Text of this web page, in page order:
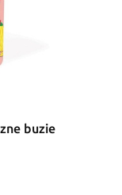
buzie